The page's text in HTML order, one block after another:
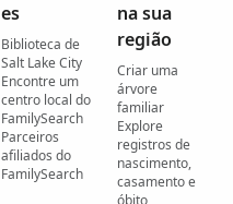
es
Biblioteca de
Salt Lake City
Encontre um
centro local do
FamilySearch
Parceiros
afiliados do
FamilySearch
na sua
região
Criar uma
árvore
familiar
Explore
registros de
nascimento,
casamento e
óbito